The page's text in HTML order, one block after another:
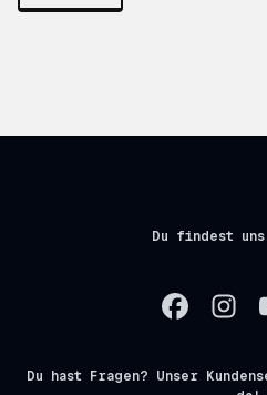
Du findest
Du hast Fragen? Unser